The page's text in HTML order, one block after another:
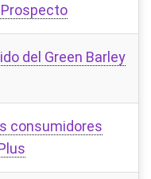
del Green Barley
consumidores